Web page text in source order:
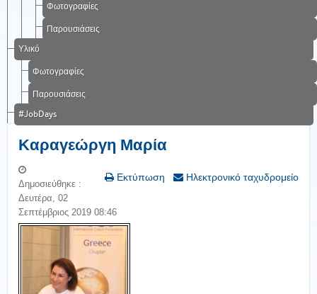
Φωτογραφίες
Παρουσιάσεις
Υλικό
Φωτογραφίες
Παρουσιάσεις
#JobDays
Καραγεώργη Μαρία
Εκτύπωση Ηλεκτρονικό ταχυδρομείο
Δημοσιεύθηκε :
Δευτέρα, 02
Σεπτέμβριος 2019 08:46